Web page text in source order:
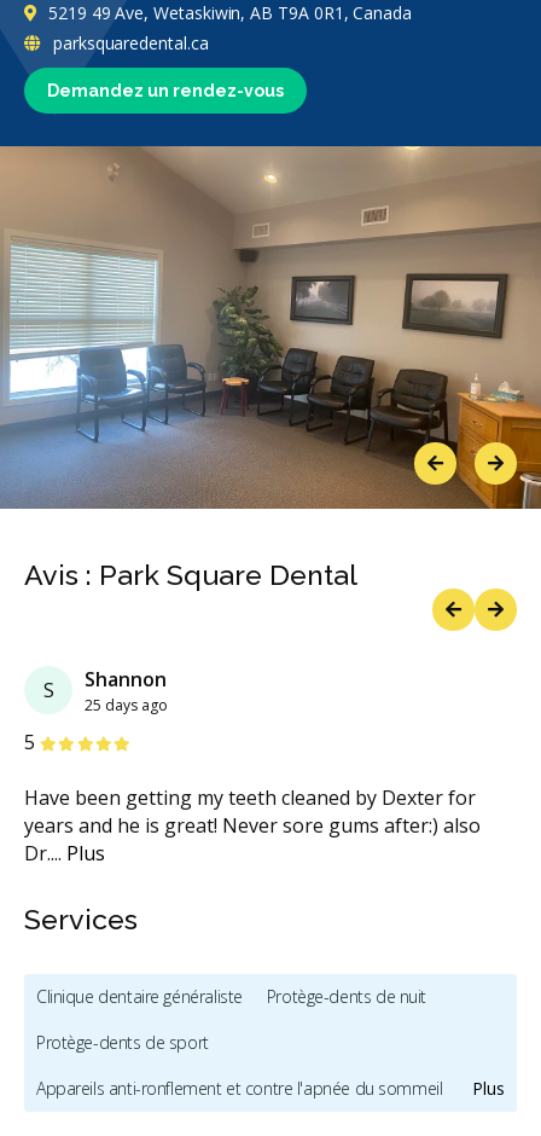
Demandez un rendez-vous
5219 49 Ave, Wetaskiwin, AB T9A 0R1, Canada
parksquaredental.ca
PreviousNext
Avis : Park Square Dental
S Shannon
25 days ago
5 étoiles
Have been getting my teeth cleaned by Dexter for
years and he is great! Never sore gums after:) also
Dr.... Plus
étoiles
étoiles
étoiles
étoiles
Services
Plus
Clinique dentaire généraliste
Protège-dents de nuit
Protège-dents de sport
Appareils anti-ronflement et contre l'apnée du sommeil